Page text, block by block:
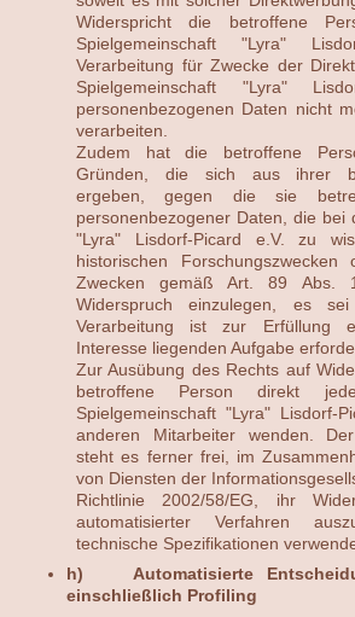
Widerspricht die betroffene
Spielgemeinschaft "Lyra"
Verarbeitung für Zwecke der
Spielgemeinschaft "Lyra"
personenbezogenen Daten nicht
verarbeiten.
Zudem hat die betroffene
Gründen, die sich aus ihrer
ergeben, gegen die sie
personenbezogener Daten, die bei
"Lyra" Lisdorf-Picard e.V. zu
historischen
Zwecken gemäß Art. 89 Abs.
Widerspruch einzulegen, es
Verarbeitung ist zur Erfüllung
Interesse liegenden Aufgabe
Zur Ausübung des Rechts auf
betroffene Person direkt
Spielgemeinschaft "Lyra" Lisdorf-
anderen Mitarbeiter wenden.
steht es ferner frei, im
von Diensten der
Richtlinie 2002/58/EG, ihr
automatisierter Verfahren
technische Spezifikationen
h) Automatisierte
einschließlich Profiling